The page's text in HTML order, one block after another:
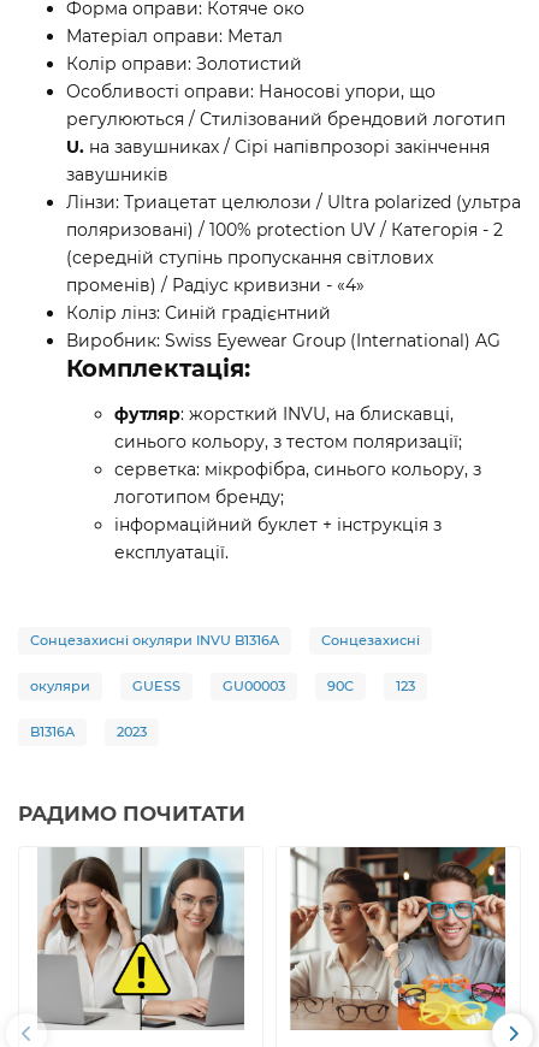
Форма оправи: Котяче око
Матеріал оправи: Метал
Колір оправи: Золотистий
Особливості оправи: Наносові упори, що
регулюються / Стилізований брендовий логотип
U. на завушниках / Сірі напівпрозорі закінчення
завушників
Лінзи: Триацетат целюлози / Ultra polarized (ультра
поляризовані) / 100% protection UV / Категорія - 2
(середній ступінь пропускання світлових
променів) / Радіус кривизни - «4»
Колір лінз: Синій градієнтний
Виробник: Swiss Eyewear Group (International) AG
Комплектація:
футляр: жорсткий INVU, на блискавці,
синього кольору, з тестом поляризації;
серветка: мікрофібра, синього кольору, з
логотипом бренду;
інформаційний буклет + інструкція з
експлуатації.
Сонцезахисні окуляри INVU B1316A Сонцезахисні
окуляри GUESS GU00003 90C 123
B1316A 2023
РАДИМО ПОЧИТАТИ